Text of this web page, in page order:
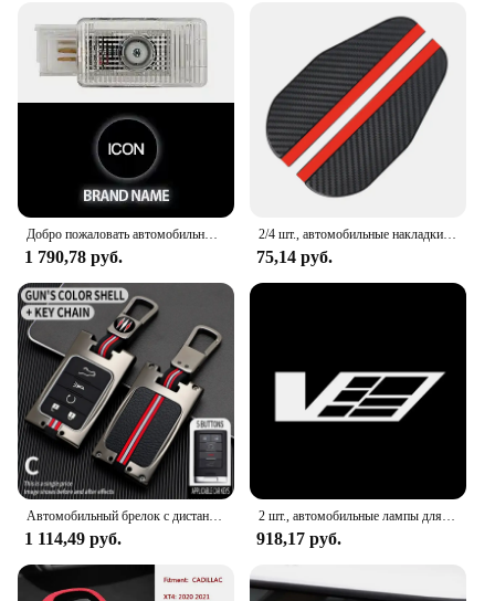
Добро пожаловать автомобильные дверные фары для Cadillac CT5 CT6 XT4 XT5 XT6 ATS-L SRX XTS Icon hd Светодиодная лампа проектор Лазерный привидение тень подходящие
1 790,78 руб.
2/4 шт., автомобильные накладки на зеркало заднего вида
75,14 руб.
Автомобильный брелок с дистанционным управлением из сплава, чехол для Chevrolet C7, Corvette, Cadillac CTS, ATS 28T, CTSV, XTS, DTS, SLS, SRX, XLS, STS, Escalade
1 114,49 руб.
2 шт., автомобильные лампы для Cadillac SRX XT4 XT5 XT6 ATS XTS CTS CT6
918,17 руб.